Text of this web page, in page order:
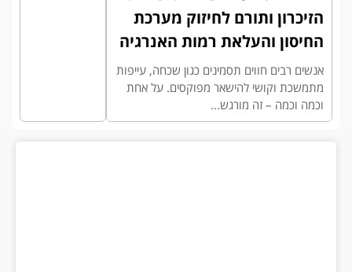
הזיכרון ותורם לחיזוק מערכת
החיסון והעלאת רמות האנרגיה
אנשים רבים חווים תסמינים כגון שכחה, עייפות
מתמשכת וקושי להישאר מפוקסים. על אחת
וכמה וכמה – זה מורגש...